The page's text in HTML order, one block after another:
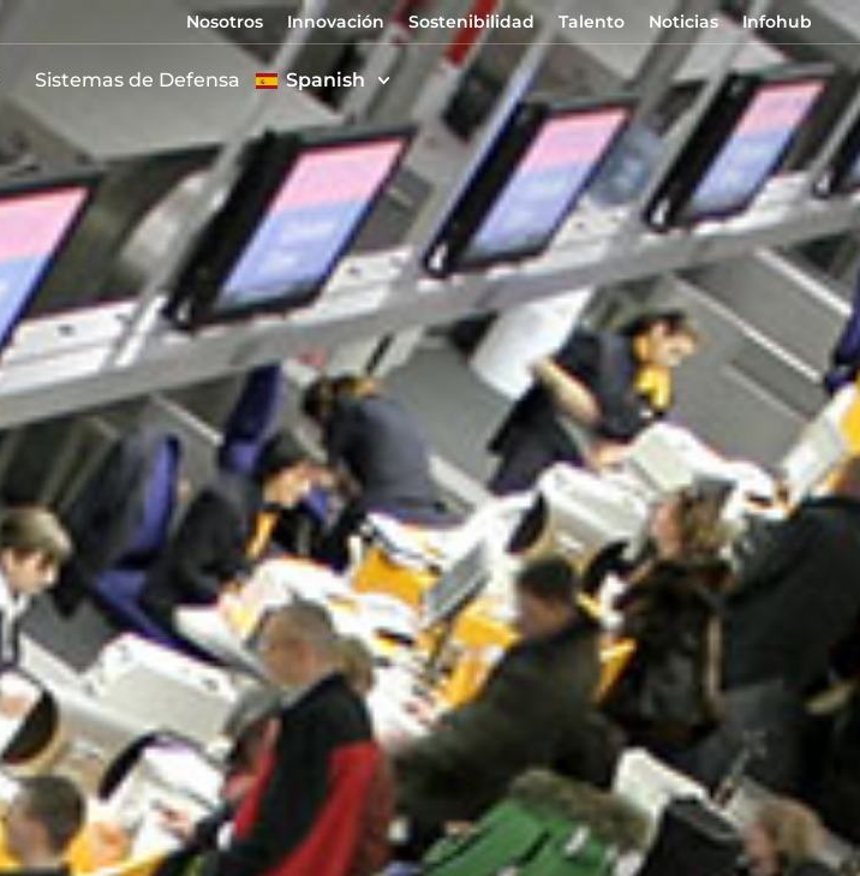
Nosotros Innovación Sostenibilidad Talento Noticias Infohub
Sistemas de Defensa Spanish